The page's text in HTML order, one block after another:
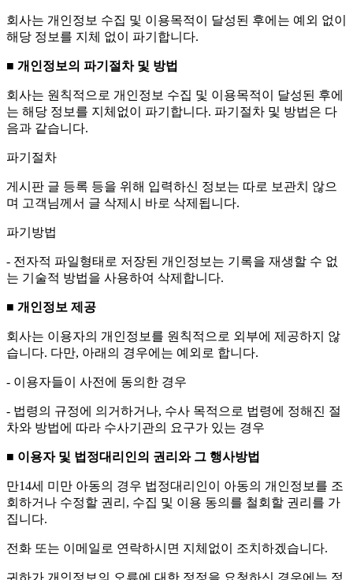
회사는 개인정보 수집 및 이용목적이 달성된 후에는 예외 없이
해당 정보를 지체 없이 파기합니다.
■ 개인정보의 파기절차 및 방법
회사는 원칙적으로 개인정보 수집 및 이용목적이 달성된 후에
는 해당 정보를 지체없이 파기합니다. 파기절차 및 방법은 다
음과 같습니다.
파기절차
게시판 글 등록 등을 위해 입력하신 정보는 따로 보관치 않으
며 고객님께서 글 삭제시 바로 삭제됩니다.
파기방법
- 전자적 파일형태로 저장된 개인정보는 기록을 재생할 수 없
는 기술적 방법을 사용하여 삭제합니다.
■ 개인정보 제공
회사는 이용자의 개인정보를 원칙적으로 외부에 제공하지 않
습니다. 다만, 아래의 경우에는 예외로 합니다.
- 이용자들이 사전에 동의한 경우
- 법령의 규정에 의거하거나, 수사 목적으로 법령에 정해진 절
차와 방법에 따라 수사기관의 요구가 있는 경우
■ 이용자 및 법정대리인의 권리와 그 행사방법
만14세 미만 아동의 경우 법정대리인이 아동의 개인정보를 조
회하거나 수정할 권리, 수집 및 이용 동의를 철회할 권리를 가
집니다.
전화 또는 이메일로 연락하시면 지체없이 조치하겠습니다.
귀하가 개인정보의 오류에 대한 정정을 요청하신 경우에는 정